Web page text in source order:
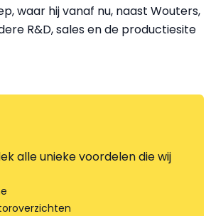
waar hij vanaf nu, naast Wouters,
R&D, sales en de productiesite
alle unieke voordelen die wij